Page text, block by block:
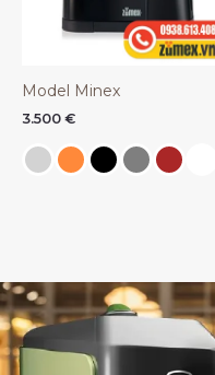
Model Minex
3.500 €